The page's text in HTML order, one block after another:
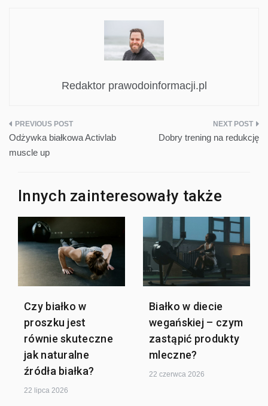
Redaktor prawodoinformacji.pl
Nawigacja
wpisu
Odżywka białkowa Activlab
muscle up
Dobry trening na redukcję
Innych zainteresowały także
Czy białko w
proszku jest
równie skuteczne
jak naturalne
źródła białka?
22 lipca 2026
Białko w diecie
wegańskiej – czym
zastąpić produkty
mleczne?
22 czerwca 2026